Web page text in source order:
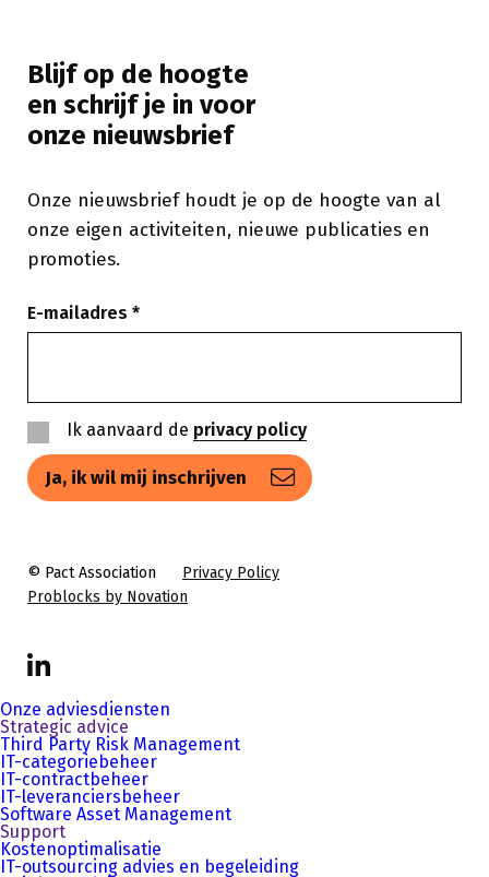
Blijf op de hoogte
en schrijf je in voor
onze nieuwsbrief
Onze nieuwsbrief houdt je op de hoogte van al
onze eigen activiteiten, nieuwe publicaties en
promoties.
E-mailadres
Privacy
policy
Ik aanvaard de privacy policy
© Pact Association
Privacy Policy
Problocks by Novation
LinkedIn
Onze adviesdiensten
Strategic advice
Third Party Risk Management
IT-categoriebeheer
IT-contractbeheer
IT-leveranciersbeheer
Software Asset Management
Support
Kostenoptimalisatie
IT-outsourcing advies en begeleiding